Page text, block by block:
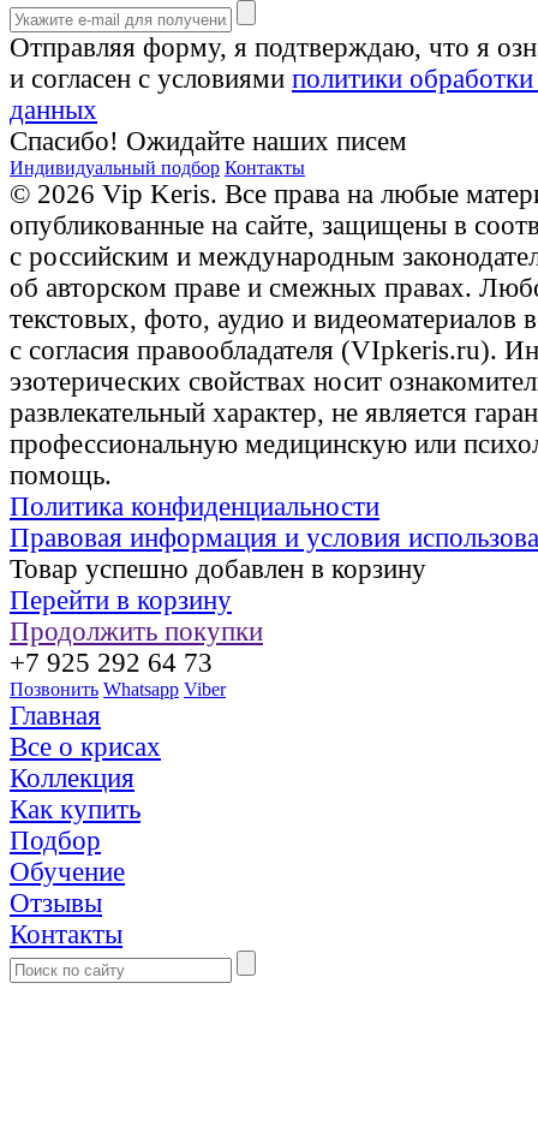
Отправляя форму, я подтверждаю, что я
и согласен с условиями политики
данных
Спасибо! Ожидайте наших писем
Индивидуальный подбор Контакты
© 2026 Vip Keris. Все права на любые
опубликованные на сайте, защищены в
с российским и международным
об авторском праве и смежных правах.
текстовых, фото, аудио и видеоматериалов
с согласия правообладателя (VIpkeris.ru).
эзотерических свойствах носит
развлекательный характер, не является
профессиональную медицинскую или
помощь.
Политика конфиденциальности
Правовая информация и условия
Товар успешно добавлен в корзину
Перейти в корзину
Продолжить покупки
+7 925 292 64 73
Позвонить Whatsapp Viber
Главная
Все о крисах
Коллекция
Как купить
Подбор
Обучение
Отзывы
Контакты